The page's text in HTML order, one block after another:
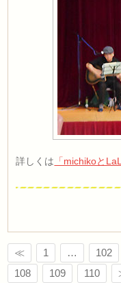
詳しくは 「michikoと
≪ 1 … 102
108
109 110